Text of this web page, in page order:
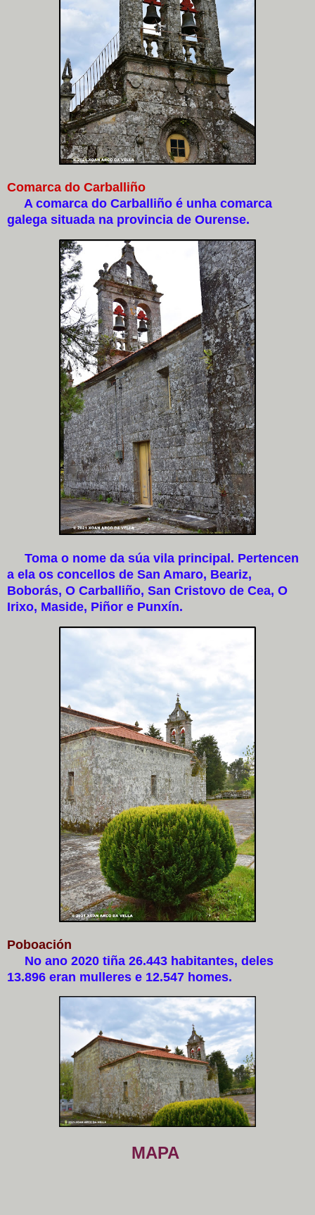
Comarca do Carballiño
A comarca do Carballiño é unha comarca
galega situada na provincia de Ourense.
Toma o nome da súa vila principal. Pertencen
a ela os concellos de San Amaro, Beariz,
Boborás, O Carballiño, San Cristovo de Cea, O
Irixo, Maside, Piñor e Punxín.
Poboación
No ano 2020 tiña 26.443 habitantes, deles
13.896 eran mulleres e 12.547 homes.
MAPA